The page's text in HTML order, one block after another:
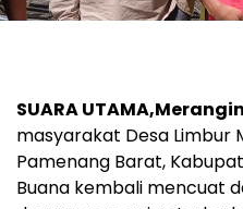
SUARA
masyarakat Desa Limbur
Pamenang Barat,
Buana kembali mencuat